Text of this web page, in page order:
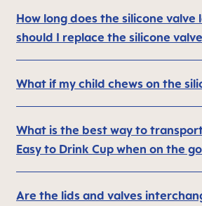
How long does the silicone valve
should I replace the silicone
What if my child chews on the
What is the best way to
Easy to Drink Cup when on the
Are the lids and valves